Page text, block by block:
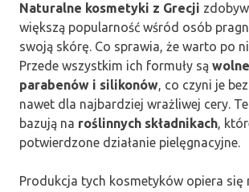
Naturalne kosmetyki z Grecji
większą popularność wśród osób
swoją skórę. Co sprawia, że warto po
Przede wszystkim ich formuły są
parabenów i silikonów, co czyni je
nawet dla najbardziej wrażliwej cery.
bazują na roślinnych składnikach,
potwierdzone działanie pielęgnacyjne.
Produkcja tych kosmetyków opiera się